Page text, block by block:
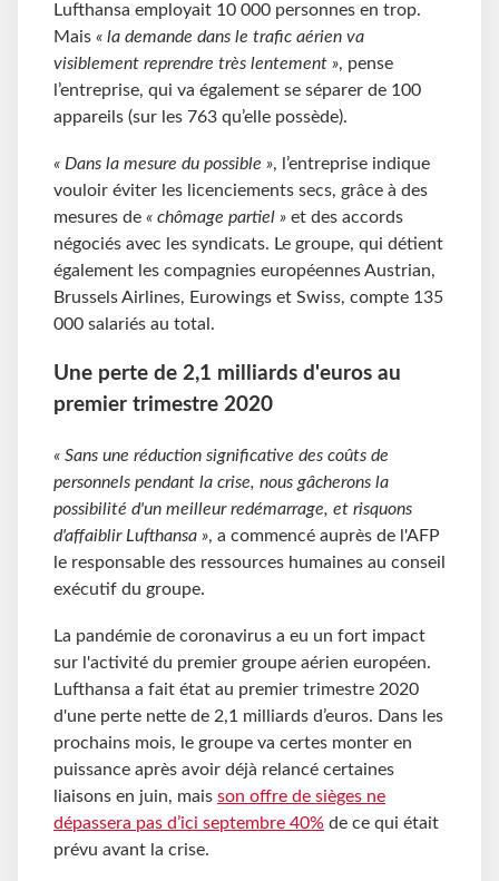
Lufthansa employait 10 000 personnes en trop.
Mais « la demande dans le trafic aérien va
visiblement reprendre très lentement », pense
l’entreprise, qui va également se séparer de 100
appareils (sur les 763 qu’elle possède).
« Dans la mesure du possible », l’entreprise indique
vouloir éviter les licenciements secs, grâce à des
mesures de « chômage partiel » et des accords
négociés avec les syndicats. Le groupe, qui détient
également les compagnies européennes Austrian,
Brussels Airlines, Eurowings et Swiss, compte 135
000 salariés au total.
Une perte de 2,1 milliards d'euros au
premier trimestre 2020
« Sans une réduction significative des coûts de
personnels pendant la crise, nous gâcherons la
possibilité d'un meilleur redémarrage, et risquons
d'affaiblir Lufthansa », a commencé auprès de l'AFP
le responsable des ressources humaines au conseil
exécutif du groupe.
La pandémie de coronavirus a eu un fort impact
sur l'activité du premier groupe aérien européen.
Lufthansa a fait état au premier trimestre 2020
d'une perte nette de 2,1 milliards d’euros. Dans les
prochains mois, le groupe va certes monter en
puissance après avoir déjà relancé certaines
liaisons en juin, mais son offre de sièges ne
dépassera pas d’ici septembre 40% de ce qui était
prévu avant la crise.